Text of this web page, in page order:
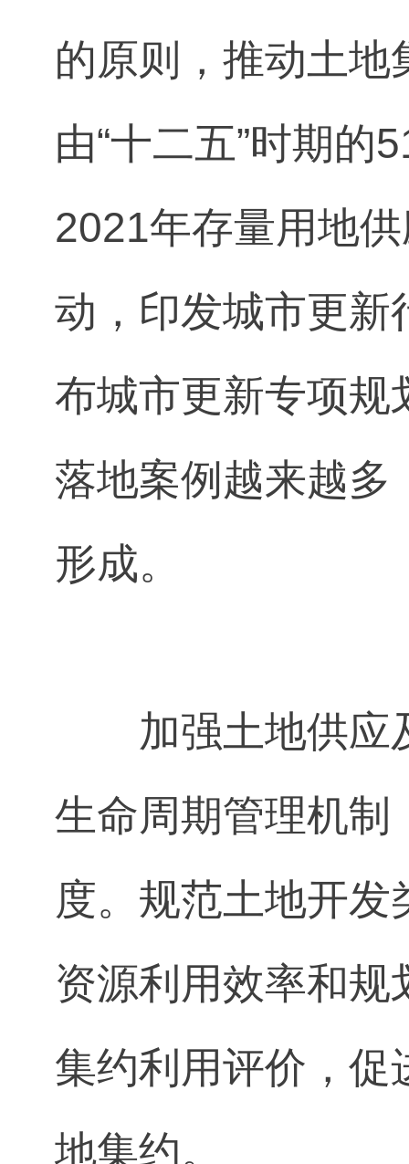
的原则，推动土
由“十二五”时期的
2021年存量用地
动，印发城市更新
布城市更新专项规
落地案例越来越多
形成。
加强土地供应
生命周期管理机制
度。规范土地开
资源利用效率和
集约利用评价，促
地集约。